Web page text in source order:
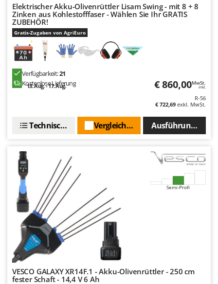
Elektrischer Akku-Olivenrüttler Lisam Swing - mit 8 + 8
Zinken aus Kohlestofffaser - Wählen Sie Ihr GRATIS
ZUBEHÖR!
Gratis-Zugaben von AgriEuro
Verfügbarkeit:21
Kostenlose Lieferung
13. Aug. - 17. Aug. € 860,00MwSt.
inkl.
R-56
€ 722,69 exkl. MwSt.
Ausführungen(3)
Vergleichen Sie
Technische Daten
Semi-Profi
VESCO GALAXY XR14F.1 - Akku-Olivenrüttler - 250 cm
fester Schaft - 14,4 V 6 Ah